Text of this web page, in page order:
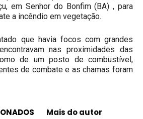
em Senhor do Bonfim (BA) , para
a incêndio em vegetação.
que havia focos com grandes
nas proximidades das
de um posto de combustível,
de combate e as chamas foram
Mais do autor